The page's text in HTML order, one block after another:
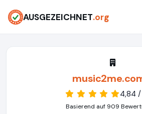
AUSGEZEICHNET.org
4,84
Basierend auf 909